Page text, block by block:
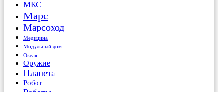
МКС
Марс
Марсоход
Медицина
Модульный дом
Океан
Оружие
Планета
Робот